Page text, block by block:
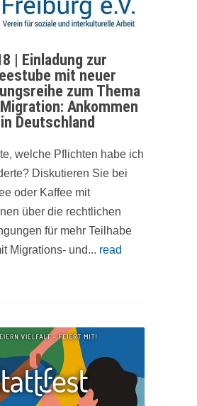
| Einladung zur
mit neuer
zum Thema
Ankommen
Deutschland
welche Pflichten habe ich
Diskutieren Sie bei
oder Kaffee mit
über die rechtlichen
für mehr Teilhabe
Migrations- und... read